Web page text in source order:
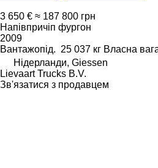
3 650 € ≈ 187 800 грн
Напівпричіп фургон
2009
Вантажопід. 25 037 кг Власна
Нідерланди, Giessen
Lievaart Trucks B.V.
Зв'язатися з продавцем